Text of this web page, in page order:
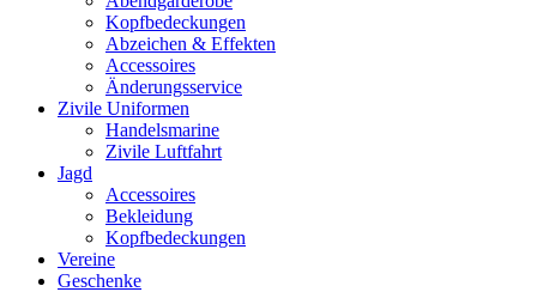
Kopfbedeckungen
Abzeichen & Effekten
Accessoires
Änderungsservice
Zivile Uniformen
Handelsmarine
Zivile Luftfahrt
Jagd
Accessoires
Bekleidung
Kopfbedeckungen
Vereine
Geschenke